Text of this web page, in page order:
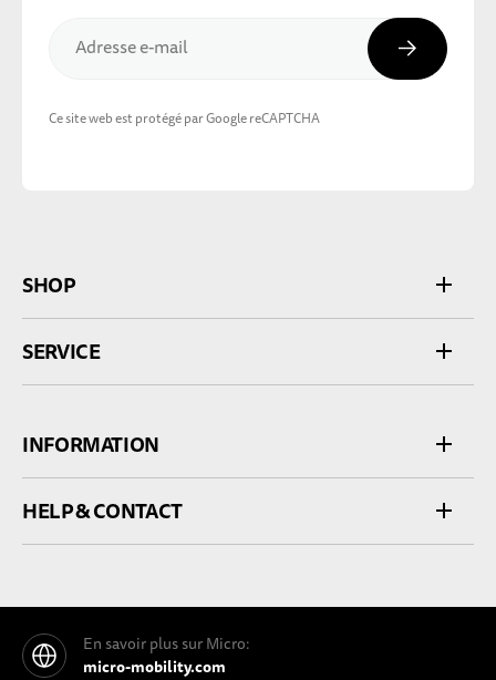
Adresse e-mail
Ce site web est protégé par Google reCAPTCHA
SHOP
SERVICE
INFORMATION
HELP & CONTACT
En savoir plus sur Micro:
micro-mobility.com